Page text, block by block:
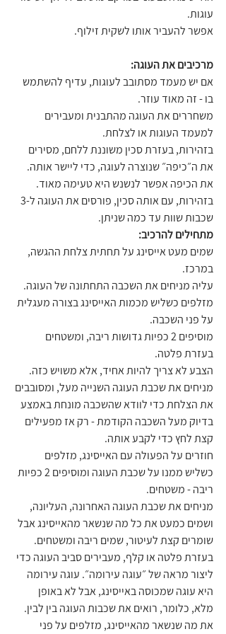
עוגות.
אפשר להעביר אותו לשקית זילוף.
מרכיבים את העוגה:
אם יש מעמד מסתובב לעוגות, עדיף להשתמש
בו - זה מאוד עוזר.
משחררים את העוגה מהתבנית ומעבירים
למעמד העוגות או לצלחת.
בזהירות, בעזרת סכין משוננת ללחם, מסירים
את ה״כיפה״ שנוצרה לעוגה, כדי ליישר אותה.
את הכיפה אפשר לנשנש היא טעימה מאוד.
שכבות שוות עד כמה שניתן.
מתחילים להרכיב:
שמים מעט אייסינג על תחתית צלחת ההגשה,
במרכז.
עליה מניחים את השכבה התחתונה של העוגה.
מזלפים כשליש מכמות האייסינג בצורה מעגלית
על פני השכבה.
מוסיפים 2 כפיות גדושות ריבה, ומשטחים
בעזרת פלטה.
הצבע לא צריך להיות אחיד, אלא משויש כזה.
מניחים את שכבת העוגה השנייה מעל, ומסובבים
את הצלחת כדי לוודא שהשכבה מונחת באמצע
בדיוק מעל השכבה הקודמת - רק אז מפעילים
קצת לחץ כדי לקבע אותה.
חוזרים על הפעולה עם האייסינג, מזלפים
כשליש ממנו על שכבת העוגה ומוסיפים 2 כפיות
ריבה - משטחים.
מניחים את שכבת העוגה האחרונה, העליונה,
ושמים כמעט את כל מה שנשאר מהאייסינג אבל
שומרים קצת לעיטור, שמים ריבה ומשטחים.
בעזרת פלטה או קלף, מעבירים סביב העוגה כדי
ליצור מראה של ״עוגה עירומה״. עוגה עירומה
היא עוגה שמכוסה באייסינג, אבל לא באופן
מלא, כלומר, רואים את שכבות העוגה בין לבין.
את מה שנשאר מהאייסינג, מזלפים על פני